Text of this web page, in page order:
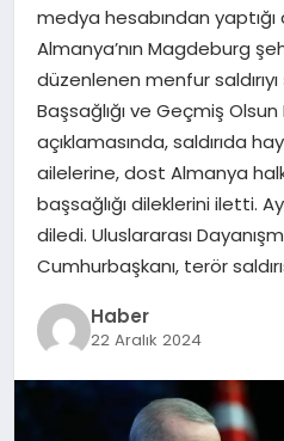
YAŞAM
medya hesabından yaptığı
Almanya’nın Magdeburg
düzenlenen menfur saldırıyı
Başsağlığı ve Geçmiş Olsun
açıklamasında, saldırıda
ailelerine, dost Almanya
başsağlığı dileklerini iletti.
diledi. Uluslararası
Cumhurbaşkanı, terör
Haber
22 Aralık 2024